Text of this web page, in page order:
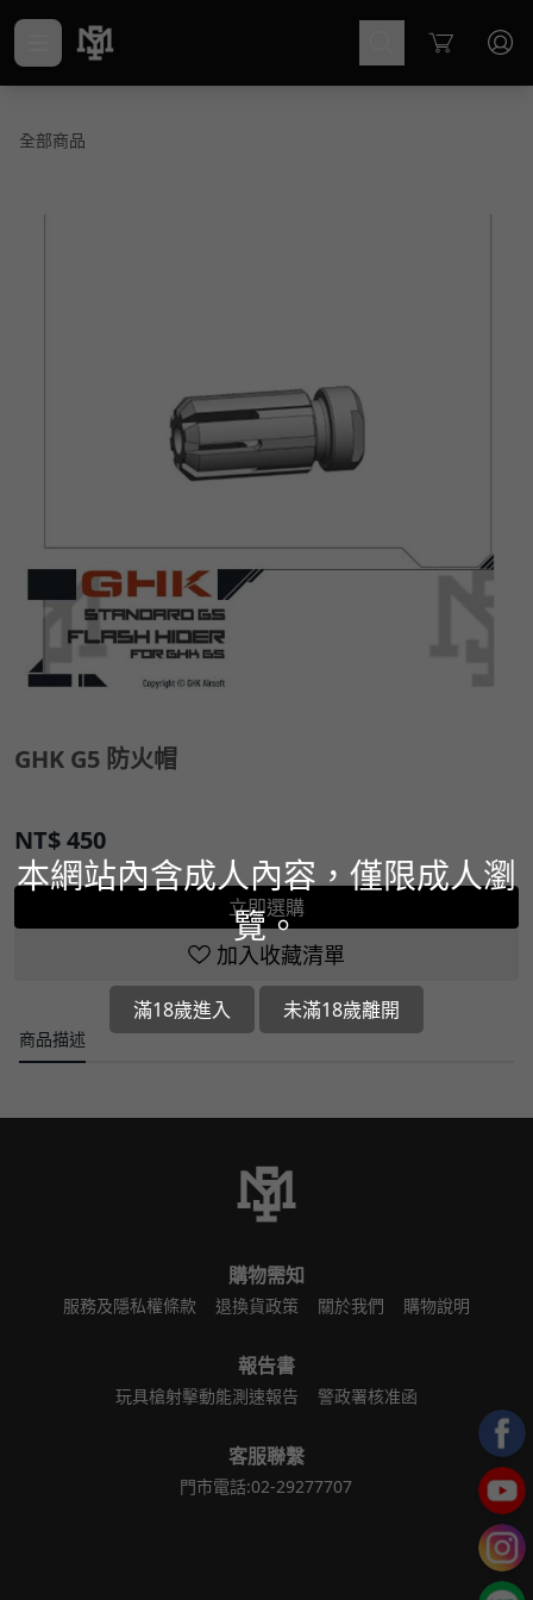
Cart
全部商品
GHK G5 防火帽
NT$450
立即選購
加入收藏清單
商品描述
購物需知
服務及隱私權條款 退換貨政策 關於我們 購物說明
報告書
玩具槍射擊動能測速報告 警政署核准函
客服聯繫
門市電話:02-29277707
本網站內含成人內容，僅限成人瀏
覽。
滿18歲進入 未滿18歲離開